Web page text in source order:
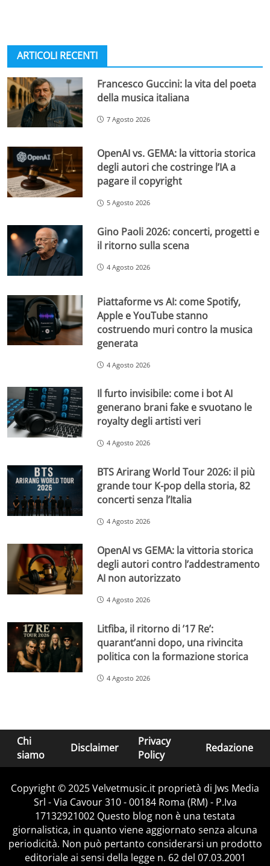
ARTICOLI RECENTI
Francesco Guccini: la vita del poeta
della musica italiana
7 Agosto 2026
OpenAI vs. GEMA: la vittoria storica
degli autori che costringe l’IA a
pagare il copyright
5 Agosto 2026
Gino Paoli 2026: concerti, progetti e
il ritorno sulla scena
4 Agosto 2026
Piattaforme vs AI: come Spotify,
Apple e YouTube stanno
costruendo muri contro la musica
generata
4 Agosto 2026
Il furto invisibile: come i bot AI
generano brani fake e svuotano le
royalty degli artisti veri
4 Agosto 2026
BTS Arirang World Tour 2026: il più
grande tour K-pop della storia, 82
concerti senza l’Italia
4 Agosto 2026
OpenAI vs GEMA: la vittoria storica
degli autori contro l’addestramento
AI non autorizzato
4 Agosto 2026
Litfiba, il ritorno di ’17 Re’:
quarant’anni dopo, una rivincita
politica con la formazione storica
4 Agosto 2026
Chi
siamo
Disclaimer
Privacy
Policy
Redazione
Copyright © 2025 Velvetmusic.it proprietà di Jws Media
Srl - Via Cavour 310 - 00184 Roma (RM) - P.Iva
17132921002 Questo blog non è una testata
giornalistica, in quanto viene aggiornato senza alcuna
periodicità. Non può pertanto considerarsi un prodotto
editoriale ai sensi della legge n. 62 del 07.03.2001